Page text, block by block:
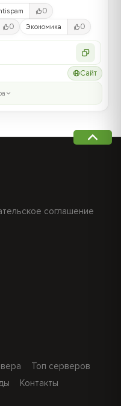
0
0 Экономика 0
Сайт
Топ серверов
Контакты
соглашение